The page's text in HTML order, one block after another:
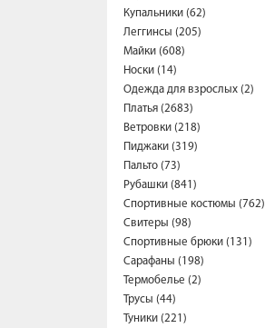
Купальники (62)
Леггинсы (205)
Майки (608)
Носки (14)
Одежда для взрослых (2)
Платья (2683)
Ветровки (218)
Пиджаки (319)
Пальто (73)
Рубашки (841)
Спортивные костюмы (762)
Свитеры (98)
Спортивные брюки (131)
Сарафаны (198)
Термобелье (2)
Трусы (44)
Туники (221)